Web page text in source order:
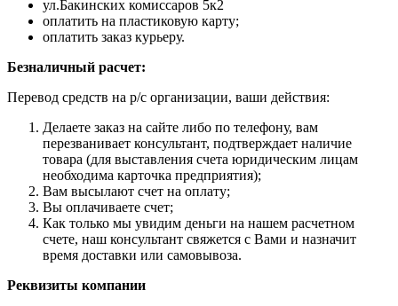
ул.Бакинских комиссаров 5к2
оплатить на пластиковую карту;
оплатить заказ курьеру.
Безналичный расчет:
Перевод средств на р/с организации, ваши действия:
Делаете заказ на сайте либо по телефону, вам
перезванивает консультант, подтверждает наличие
товара (для выставления счета юридическим лицам
необходима карточка предприятия);
Вам высылают счет на оплату;
Вы оплачиваете счет;
Как только мы увидим деньги на нашем расчетном
счете, наш консультант свяжется с Вами и назначит
время доставки или самовывоза.
Реквизиты компании